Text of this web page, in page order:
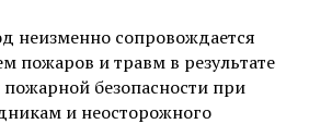
неизменно сопровождается
пожаров и травм в результате
безопасности при
и неосторожного